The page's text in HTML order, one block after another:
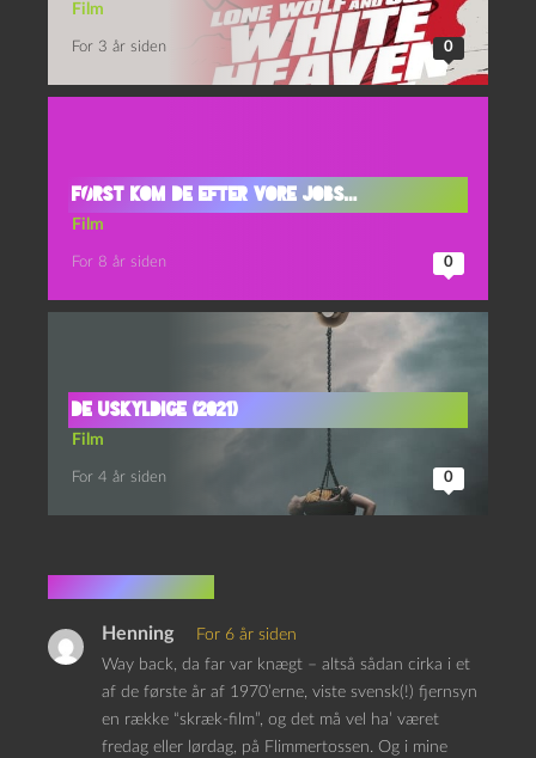
Film
For 3 år siden 0
Først kom de efter vore jobs…
Film
For 8 år siden 0
De uskyldige (2021)
Film
For 4 år siden 0
5 kommentarer
Henning
For 6 år siden
Way back, da far var knægt – altså sådan cirka i et
af de første år af 1970’erne, viste svensk(!) fjernsyn
en række “skræk-film”, og det må vel ha’ været
fredag eller lørdag, på Flimmertossen. Og i mine